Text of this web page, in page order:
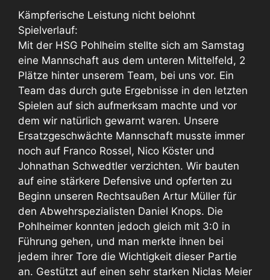
Kämpferische Leistung nicht belohnt
Spielverlauf:
Mit der HSG Pohlheim stellte sich am Samstag
eine Mannschaft aus dem unteren Mittelfeld, 2
Plätze hinter unserem Team, bei uns vor. Ein
Team das durch gute Ergebnisse in den letzten
Spielen auf sich aufmerksam machte und vor
dem wir natürlich gewarnt waren. Unsere
Ersatzgeschwächte Mannschaft musste immer
noch auf Franco Rossel, Nico Köster und
Johnathan Schwedtler verzichten. Wir bauten
auf eine stärkere Defensive und opferten zu
Beginn unseren Rechtsaußen Artur Müller für
den Abwehrspezialisten Daniel Knops. Die
Pohlheimer konnten jedoch gleich mit 3:0 in
Führung gehen, und man merkte ihnen bei
jedem ihrer Tore die Wichtigkeit dieser Partie
an. Gestützt auf einen sehr starken Niclas Meier